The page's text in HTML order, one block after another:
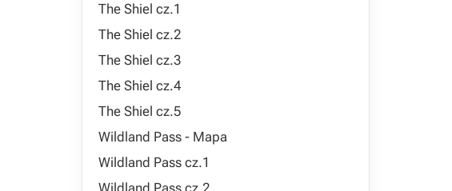
The Shiel cz.1
The Shiel cz.2
The Shiel cz.3
The Shiel cz.4
The Shiel cz.5
Wildland Pass - Mapa
Wildland Pass cz.1
Wildland Pass cz.2